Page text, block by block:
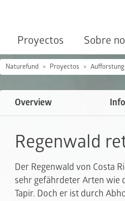
Proyectos Sobre
Naturefund Proyectos
Overview Info
Regenwald
Der Regenwald von Costa
sehr gefährdeter Arten wie
Tapir. Doch er ist durch